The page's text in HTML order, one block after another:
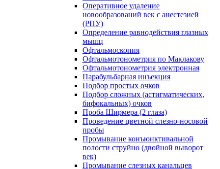
Оперативное удаление
новообразований век с анестезией
(РПУ)
Определение равнодействия глазных
мышц
Офтальмоскопия
Офтальмотонометрия по Маклакову
Офтальмотонометрия электронная
Парабульбарная инъекция
Подбор простых очков
Подбор сложных (астигматических,
бифокальных) очков
Проба Ширмера (2 глаза)
Проведение цветной слезно-носовой
пробы
Промывание конъюнктивальной
полости струйно (двойной выворот
век)
Промывание слезных канальцев